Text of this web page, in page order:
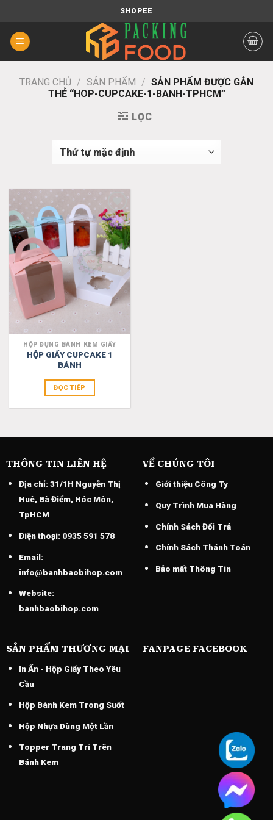
nội
dung
SHOPEE
TRANG CHỦ / SẢN PHẨM / SẢN PHẨM ĐƯỢC GẮN
THẺ “HOP-CUPCAKE-1-BANH-TPHCM”
LỌC
Add
to
wishlist
HỘP ĐỰNG BÁNH KEM GIẤY
HỘP GIẤY CUPCAKE 1
BÁNH
ĐỌC TIẾP
THÔNG TIN LIÊN HỆ
Địa chỉ:31/1H Nguyễn Thị
Huê, Bà Điểm, Hóc Môn,
TpHCM
Điện thoại:0935 591 578
Email:
info@banhbaobihop.com
Website:
banhbaobihop.com
VỀ CHÚNG TÔI
Giới thiệu Công Ty
Quy Trình Mua Hàng
Chính Sách Đổi Trả
Chính Sách Thánh Toán
Bảo mất Thông Tin
SẢN PHẨM THƯƠNG MẠI
In Ấn - Hộp Giấy Theo Yêu
Cầu
Hộp Bánh Kem Trong Suốt
Hộp Nhựa Dùng Một Lần
Topper Trang Trí Trên
Bánh Kem
FANPAGE FACEBOOK